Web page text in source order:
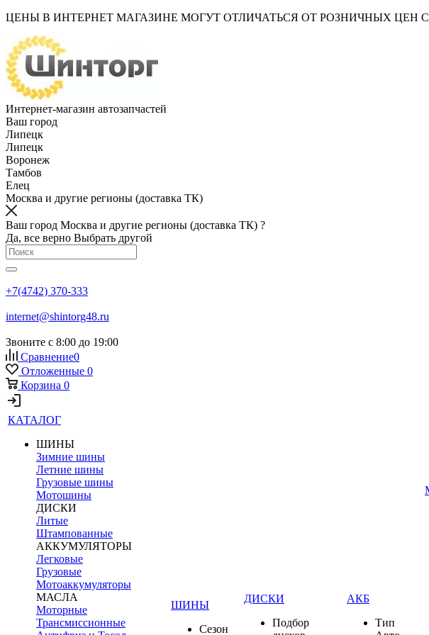
ЦЕНЫ В ИНТЕРНЕТ МАГАЗИНЕ МОГУТ ОТЛИЧАТЬСЯ ОТ РОЗНИЧНЫХ ЦЕН
Интернет-магазин автозапчастей
Ваш город
Липецк
Липецк
Воронеж
Тамбов
Елец
Москва и другие регионы (доставка ТК)
Ваш город Москва и другие регионы (доставка ТК) ?
Да, все верно Выбрать другой
+7(4742) 370-333
internet@shintorg48.ru
Звоните с 8:00 до 19:00
Сравнение0
Отложенные 0
Корзина 0
КАТАЛОГ
ШИНЫ
Зимние шины
Летние шины
Грузовые шины
Мотошины
ДИСКИ
Литые
Штампованные
АККУМУЛЯТОРЫ
Легковые
Грузовые
Мотоаккумуляторы
МАСЛА
Моторные
Трансмиссионные
ШИНЫ
Сезон
ДИСКИ
Подбор
АКБ
Тип